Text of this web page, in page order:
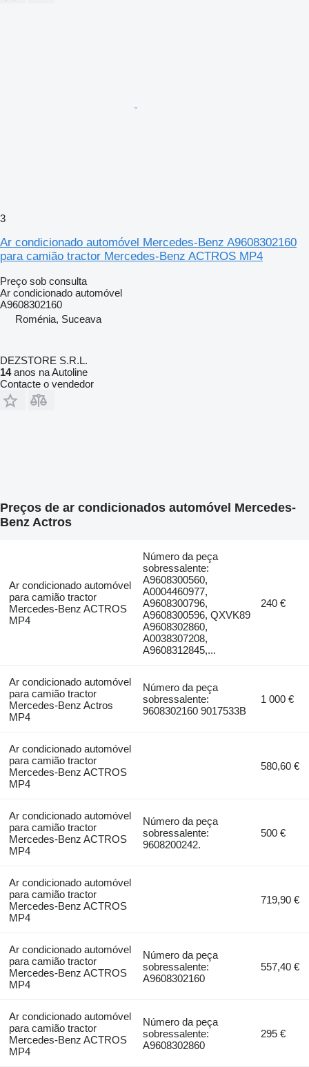
3
Ar condicionado automóvel Mercedes-Benz A9608302160
para camião tractor Mercedes-Benz ACTROS MP4
Preço sob consulta
Ar condicionado automóvel
A9608302160
Roménia, Suceava
DEZSTORE S.R.L.
14anos na Autoline
Contacte o vendedor
Preços de ar condicionados automóvel Mercedes-
Benz Actros
Ar condicionado automóvel
para camião tractor
Mercedes-Benz ACTROS
MP4
Número da peça
sobressalente:
A9608300560,
A0004460977,
A9608300796,
A9608300596, QXVK89
A9608302860,
A0038307208,
A9608312845,...
240 €
Ar condicionado automóvel
para camião tractor
Mercedes-Benz Actros
MP4
Número da peça
sobressalente:
9608302160 9017533B
1 000 €
Ar condicionado automóvel
para camião tractor
Mercedes-Benz ACTROS
MP4
580,60 €
Ar condicionado automóvel
para camião tractor
Mercedes-Benz ACTROS
MP4
Número da peça
sobressalente:
9608200242.
500 €
Ar condicionado automóvel
para camião tractor
Mercedes-Benz ACTROS
MP4
719,90 €
Ar condicionado automóvel
para camião tractor
Mercedes-Benz ACTROS
MP4
Número da peça
sobressalente:
A9608302160
557,40 €
Ar condicionado automóvel
para camião tractor
Mercedes-Benz ACTROS
MP4
Número da peça
sobressalente:
A9608302860
295 €